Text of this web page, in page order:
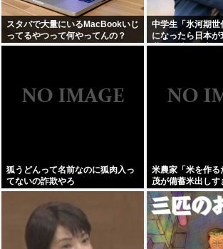
スタバで大量にいるMacBookいじ
ってるやつって何やってんの？
中学生「氷河期世
になったら日本が
世代が社会の癌
狐うどんって名前なのに狐肉入っ
てないの詐欺やろ
米農家「米を作る
茂が備蓄米出し
がに食べて応援し